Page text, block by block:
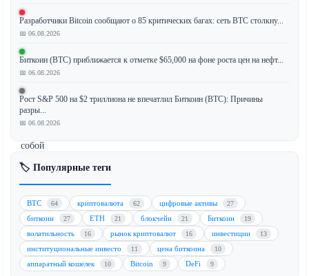
запустил
свой
привязанный
к
евро,
EURXT,
что
собой
важную
институционального
внедрения
криптовалют
в
Европе.
Разработчики Bitcoin сообщают о 85 критических багах: сеть BTC столкну...
📅 06.08.2026
Биткоин (BTC) приближается к отметке $65,000 на фоне роста цен на нефт...
📅 06.08.2026
Рост S&P 500 на $2 триллиона не впечатлил Биткоин (BTC): Причины
разры...
📅 06.08.2026
🏷️ Популярные теги
BTC 64 криптовалюта 62 цифровые активы 27
биткоин 27 ETH 21 блокчейн 21 Биткоин 19
волатильность 16 рынок криптовалют 16 инвестиции 13
институциональные инвесто 11 цена биткоина 10
аппаратный кошелек 10 Bitcoin 9 DeFi 9